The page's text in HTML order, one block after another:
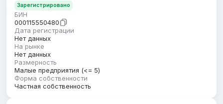
Зарегистрировано
БИН
000115550480
Дата регистрации
Нет данных
На рынке
Нет данных
Размерность
Малые предприятия (<= 5)
Форма собственности
Частная собственность